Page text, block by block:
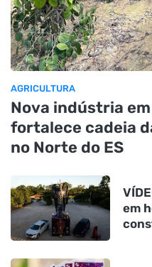
AGRICULTURA
Nova indústria
fortalece cadeia
no Norte do ES
em